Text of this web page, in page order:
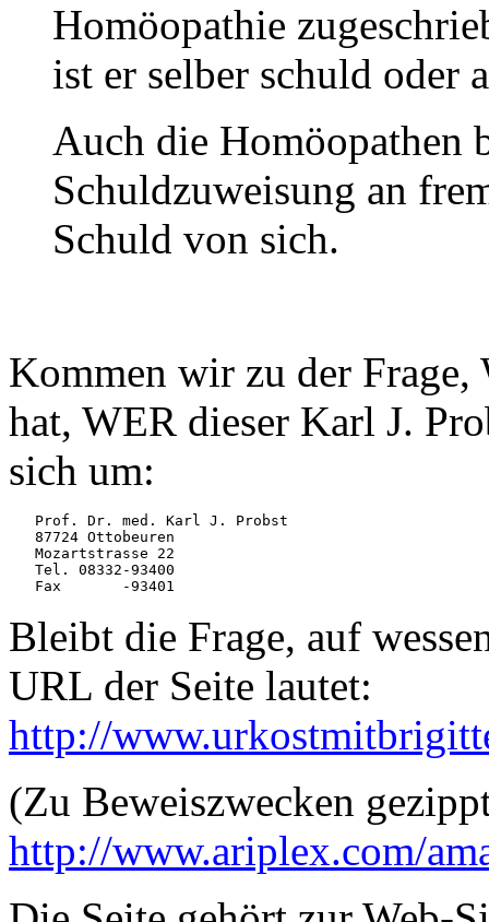
Homöopathie
ist er selber schuld oder
Auch die Homöopathen
Schuldzuweisung an
Schuld von sich.
Kommen wir zu der Frage,
hat, WER dieser Karl J.
sich um:
   Prof. Dr. med. Karl J. Probst
   87724 Ottobeuren
   Mozartstrasse 22
   Tel. 08332-93400
   Fax       -93401
Bleibt die Frage, auf
URL der Seite lautet:
http://
(Zu Beweiszwecken
http://www.ariplex.com/